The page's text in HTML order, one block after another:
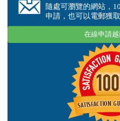
隨處可瀏覽的網站，
申請，也可以電郵獲取
在線申請